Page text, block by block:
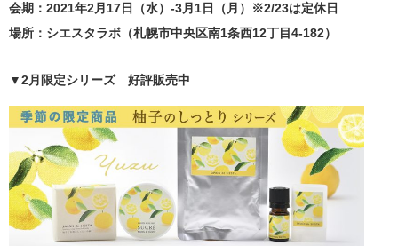
会期：2021年2月17日（水）-3月1日（月）※2/23は定休日
場所：シエスタラボ（札幌市中央区南1条西12丁目4-182）
▼2月限定シリーズ 好評販売中